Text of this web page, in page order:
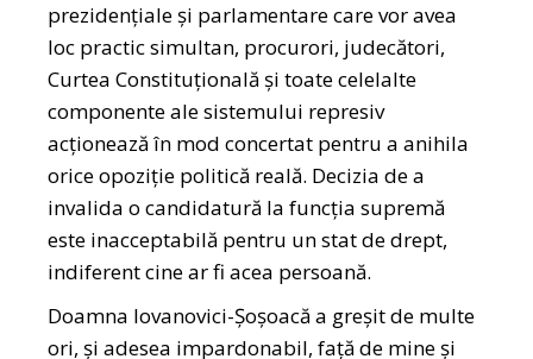
prezidențiale și parlamentare care vor avea
loc practic simultan, procurori, judecători,
Curtea Constituțională și toate celelalte
componente ale sistemului represiv
acționează în mod concertat pentru a anihila
orice opoziție politică reală. Decizia de a
invalida o candidatură la funcția supremă
este inacceptabilă pentru un stat de drept,
indiferent cine ar fi acea persoană.
Doamna Iovanovici-Șoșoacă a greșit de multe
ori, și adesea impardonabil, față de mine și